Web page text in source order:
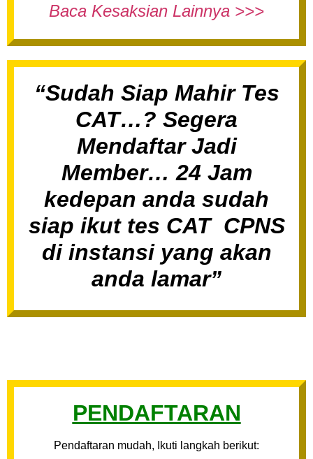
Baca Kesaksian Lainnya >>>
“Sudah Siap Mahir Tes
CAT…? Segera
Mendaftar Jadi
Member… 24 Jam
kedepan anda sudah
siap ikut tes CAT CPNS
di instansi yang akan
anda lamar”
PENDAFTARAN
Pendaftaran mudah, Ikuti langkah berikut: